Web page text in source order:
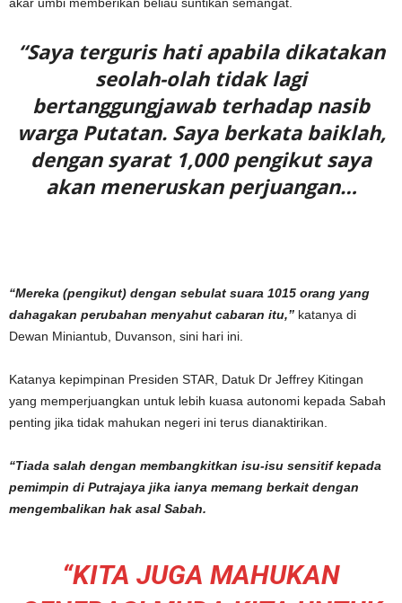
“Saya terguris hati apabila dikatakan
seolah-olah tidak lagi
bertanggungjawab terhadap nasib
warga Putatan. Saya berkata baiklah,
dengan syarat 1,000 pengikut saya
akan meneruskan perjuangan…
“Mereka (pengikut) dengan sebulat suara 1015 orang yang
dahagakan perubahan menyahut cabaran itu,” katanya di
Dewan Miniantub, Duvanson, sini hari ini.
Katanya kepimpinan Presiden STAR, Datuk Dr Jeffrey Kitingan
yang memperjuangkan untuk lebih kuasa autonomi kepada Sabah
penting jika tidak mahukan negeri ini terus dianaktirikan.
“Tiada salah dengan membangkitkan isu-isu sensitif kepada
pemimpin di Putrajaya jika ianya memang berkait dengan
mengembalikan hak asal Sabah.
“KITA JUGA MAHUKAN